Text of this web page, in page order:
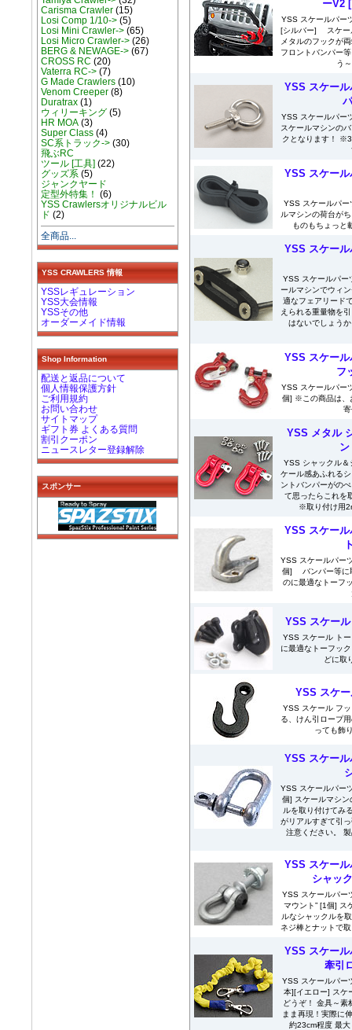
Carisma Crawler(15)
Losi Comp 1/10->(5)
Losi Mini Crawler->(65)
Losi Micro Crawler->(26)
BERG & NEWAGE->(67)
CROSS RC (20)
Vaterra RC->(7)
G Made Crawlers(10)
Venom Creeper(8)
Duratrax(1)
ウィリーキング(5)
HR MOA(3)
Super Class(4)
SC系トラック->(30)
飛ぶRC
ツール [工具] (22)
グッズ系(5)
ジャンクヤード
定型外特集！ (6)
YSS Crawlersオリジナルビル
ド (2)
全商品...
YSS CRAWLERS 情報
YSSレギュレーション
YSS大会情報
YSSその他
オーダーメイド情報
Shop Information
配送と返品について
個人情報保護方針
ご利用規約
お問い合わせ
サイトマップ
ギフト券 よくある質問
割引クーポン
ニュースレター登録解除
スポンサー
ーV2
YSS スケールパー
[シルバー] スケー
メタルのフックが
フロントバンパー
う
YSS スケー
YSS スケールパー
スケールマシンの
クとなります！
YSS スケー
YSS スケールパー
ルマシンの荷台が
ものもちょっと
YSS スケー
YSS スケールパー
ールマシンでウィ
適なフェアリード
えられる重量物を
はないでしょう
YSS スケー
フ
YSS スケールパー
個] ※この商品は、
YSS メタル
YSS シャックル
ケール感あふれる
ントバンパーがの
て思ったらこれを
※取り付け用
YSS スケー
YSS スケールパー
個] バンパー等に
のに最適なトーフ
YSS スケー
YSS スケール ト
に最適なトーフッ
どに取
YSS スケ
YSS スケール フ
る、けん引ロープ
っても飾
YSS スケー
YSS スケールパー
個] スケールマシン
ルを取り付けてみ
がリアルすぎて引
注意ください。
YSS スケー
シャッ
YSS スケールパー
マウント” [1個] ス
ルなシャックルを
ネジ棒とナットで
YSS スケー
牽引
YSS スケールパー
本][イエロー] スケ
どうぞ！ 金具～素
まま再現！実際に
約23cm程度 最